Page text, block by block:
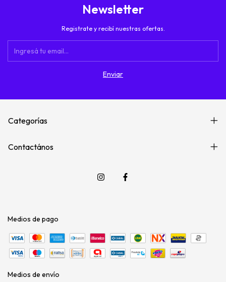
Newsletter
Registrate y recibí nuestras ofertas.
Categorías
Contactános
Medios de pago
Medios de envío